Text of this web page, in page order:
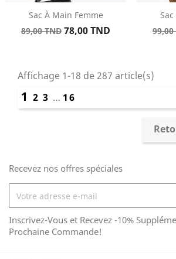
Sac À Main Femme
Prix
89,00 TND Prix
78,00 TND
Prix
99,00
Affichage 1-18 de 287 article(s)
1 2 3 … 16
Recevez nos offres spéciales
Inscrivez-Vous et Recevez -10%
Prochaine Commande!